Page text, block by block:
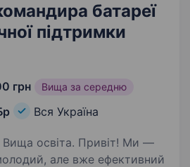
батареї
підтримки
грн Вища за середню
Вся Україна
Привіт! Ми —
але вже ефективний